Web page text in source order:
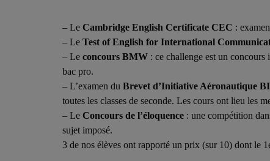
– Le Cambridge English Certificate CEC :
– Le Test of English for International
– Le concours BMW : ce challenge est un
bac pro.
– L’examen du Brevet d’Initiative Aéronautique
toutes les classes de seconde. Les cours ont lieu les
– Le Concours de l’éloquence : une compétition
sujet imposé.
3 de nos élèves ont rapporté un prix (sur 10) dont le